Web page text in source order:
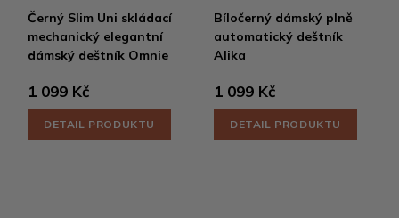
Černý Slim Uni skládací
mechanický elegantní
dámský deštník Omnie
1 099 Kč
DETAIL PRODUKTU
Bíločerný dámský plně
automatický deštník
Alika
1 099 Kč
DETAIL PRODUKTU